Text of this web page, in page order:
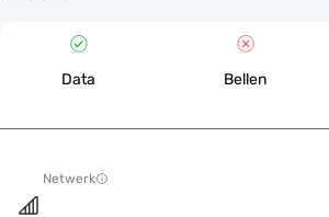
Data Bellen
Netwerk